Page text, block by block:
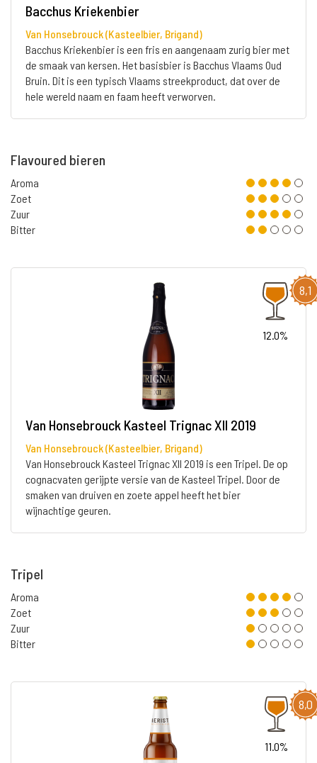
Bacchus Kriekenbier
Van Honsebrouck (Kasteelbier, Brigand)
Bacchus Kriekenbier is een fris en aangenaam zurig bier met
de smaak van kersen. Het basisbier is Bacchus Vlaams Oud
Bruin. Dit is een typisch Vlaams streekproduct, dat over de
hele wereld naam en faam heeft verworven.
Flavoured bieren
Aroma
Zoet
Zuur
Bitter
8,1
12.0%
Van Honsebrouck Kasteel Trignac XII 2019
Van Honsebrouck (Kasteelbier, Brigand)
Van Honsebrouck Kasteel Trignac XII 2019 is een Tripel. De op
cognacvaten gerijpte versie van de Kasteel Tripel. Door de
smaken van druiven en zoete appel heeft het bier
wijnachtige geuren.
Tripel
Aroma
Zoet
Zuur
Bitter
8,0
11.0%